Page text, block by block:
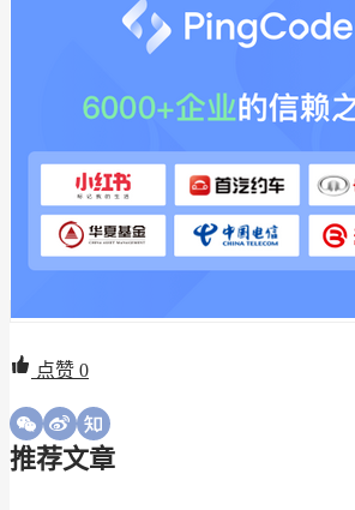
点赞 0
推荐文章